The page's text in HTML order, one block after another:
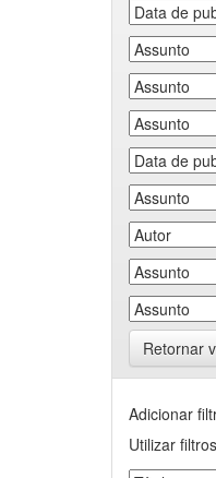
Retornar
Adicionar
Utilizar